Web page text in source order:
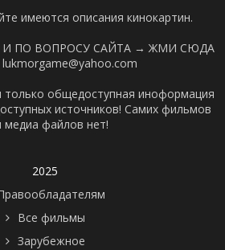
имеются описания кинокартин.
ПО ВОПРОСУ САЙТА → ЖМИ СЮДА
только общедоступная иноформация
источников! Самих фильмов
медиа файлов нет!
2025
Все фильмы
Зарубежное